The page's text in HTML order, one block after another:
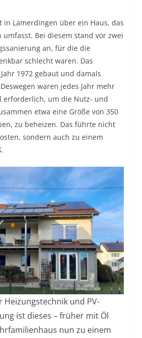
in Lamerdingen über ein Haus, das
Bei diesem stand vor zwei
an, für die die
schlecht waren. Das
1972 gebaut und damals
waren jedes Jahr mehr
erforderlich, um die Nutz- und
etwa eine Größe von 350
zu beheizen. Das führte nicht
sondern auch zu einem
Heizungstechnik und PV-
ist dieses – früher mit Öl
nun zu einem